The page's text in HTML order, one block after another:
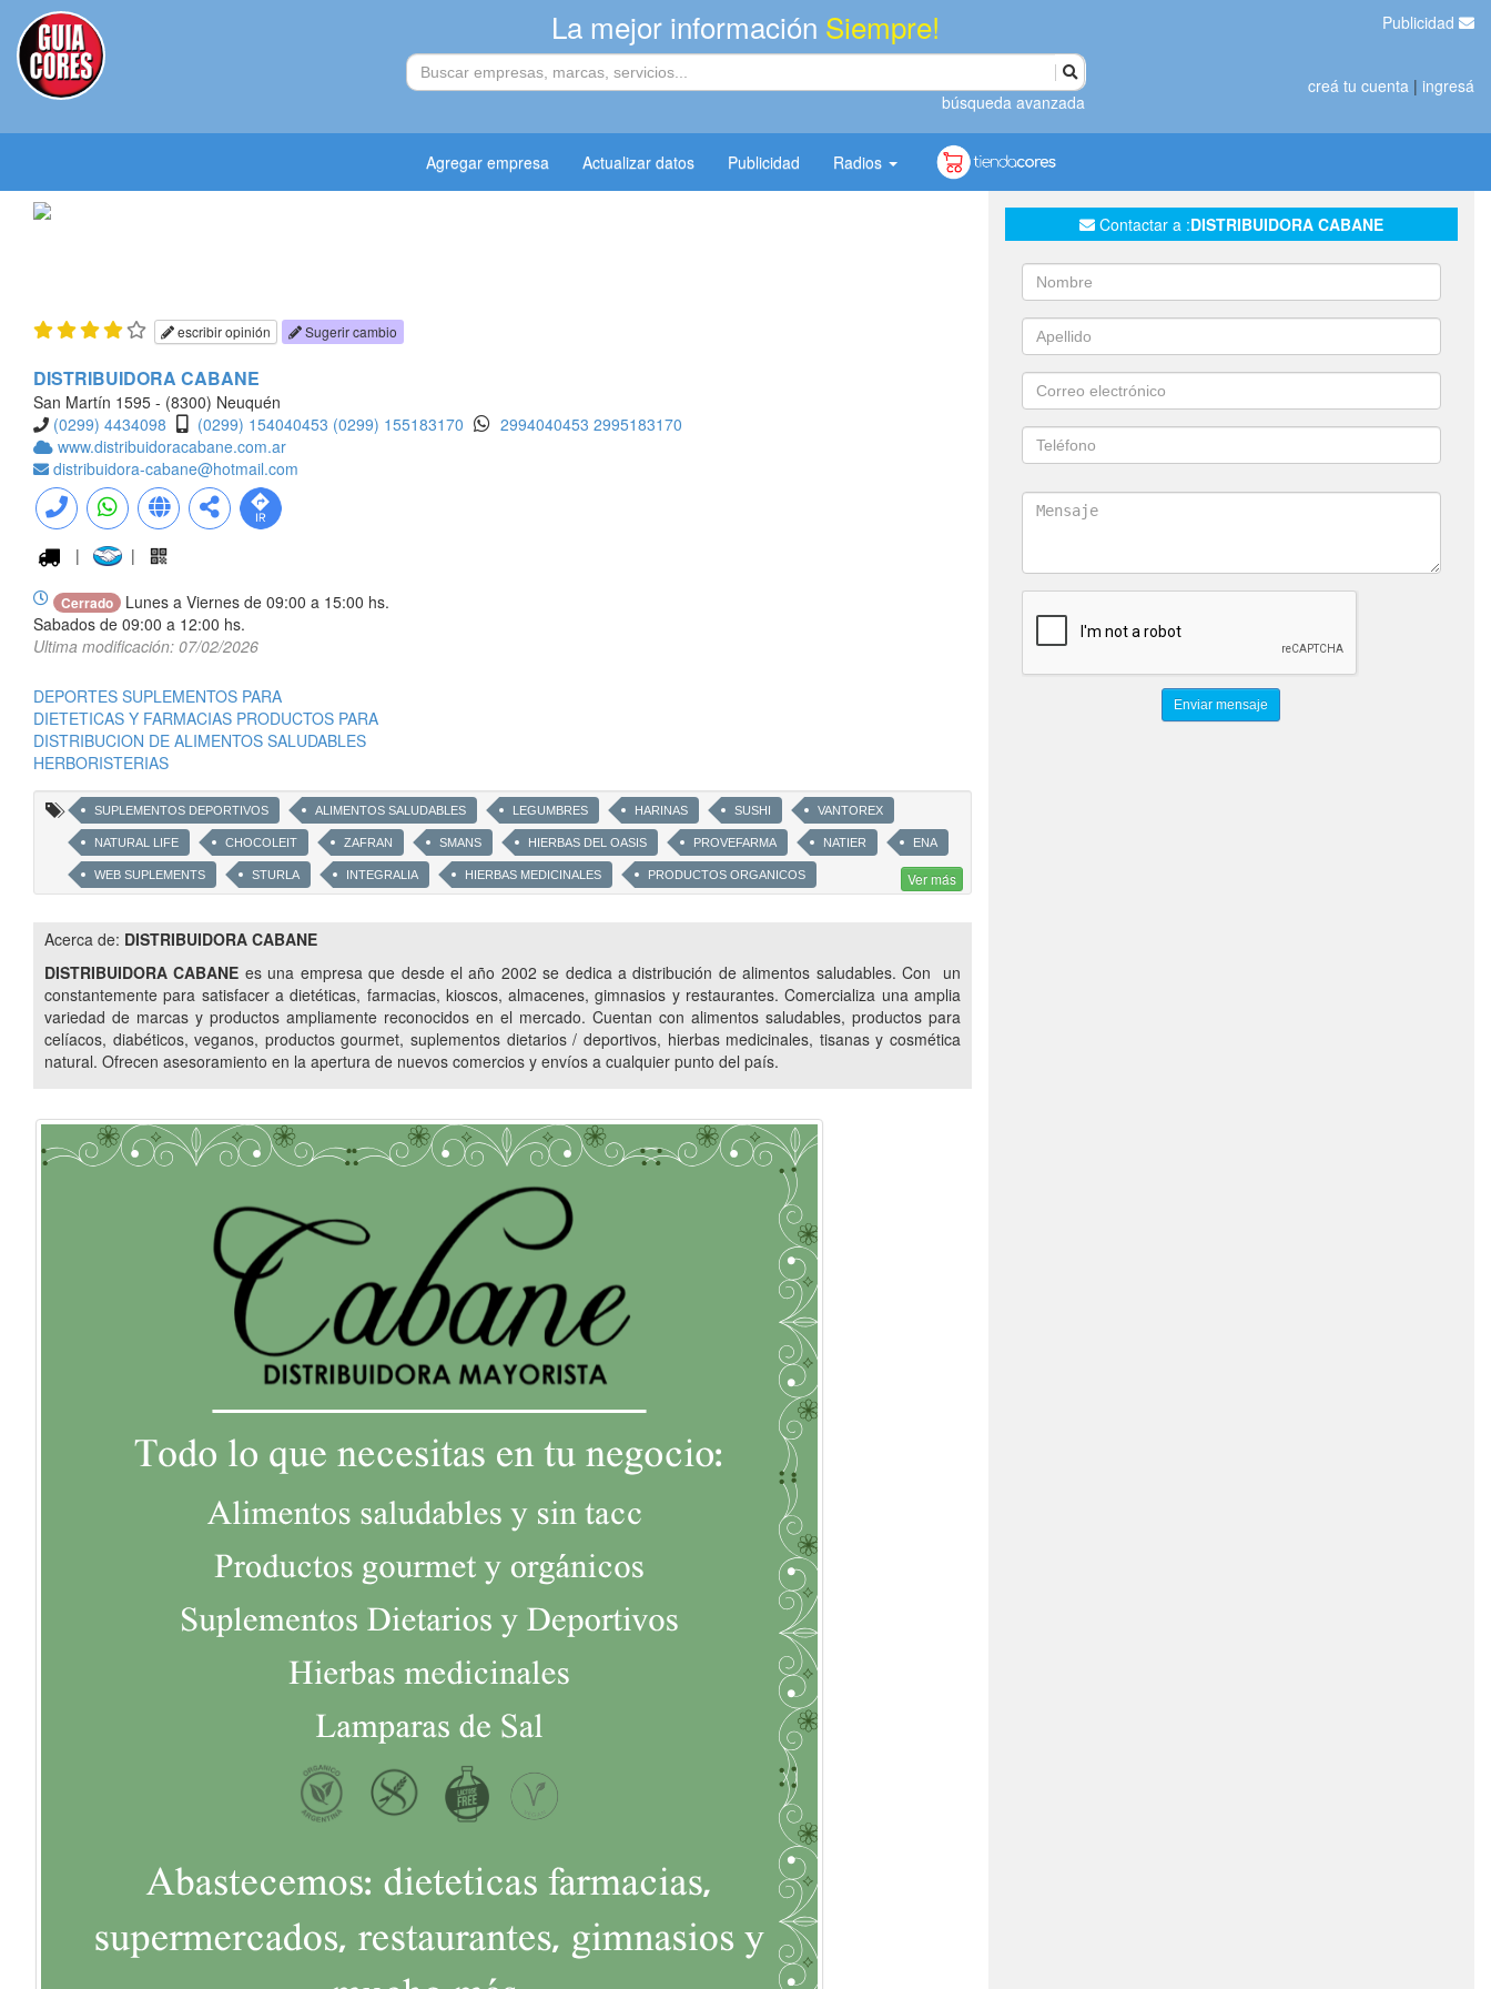
La mejor información Siempre!
búsqueda avanzada
Publicidad
creá tu cuenta | ingresá
Agregar empresa Actualizar datos Publicidad Radios
escribir opinión Sugerir cambio
DISTRIBUIDORA CABANE
San Martín 1595 - (8300) Neuquén
(0299) 4434098
(0299) 154040453 (0299) 155183170 2994040453 2995183170
www.distribuidoracabane.com.ar
distribuidora-cabane@hotmail.com
| |
Cerrado
Lunes a Viernes de 09:00 a 15:00 hs.
Sabados de 09:00 a 12:00 hs.
Ultima modificación: 07/02/2026
DEPORTES SUPLEMENTOS PARA
DIETETICAS Y FARMACIAS PRODUCTOS PARA
DISTRIBUCION DE ALIMENTOS SALUDABLES
HERBORISTERIAS
SUPLEMENTOS DEPORTIVOS ALIMENTOS SALUDABLES LEGUMBRES HARINAS SUSHI VANTOREX
NATURAL LIFE CHOCOLEIT ZAFRAN SMANS HIERBAS DEL OASIS PROVEFARMA NATIER ENA
WEB SUPLEMENTS STURLA INTEGRALIA HIERBAS MEDICINALES PRODUCTOS ORGANICOS
SUPLEMENTOS PARA DEPORTISTAS
PRODUCTOS PARA DIABETICOS PRODUCTOS PARA CELIACOS HIERBAS E INFUSIONES INCAICO SALUTARIS
102 PLUS SATIAL FOOD GARDEN HOUSE GEONAT VITAMIN WAY CACHAFAZ ALIMENTOS NATURALES
PRODUCTOS NATURALES FRUTAS Y VERDURAS CONGELADAS LUZ DEL HIMALAYA SAHUMERIOS
JUGOS NATURALES
Ver más
Acerca de: DISTRIBUIDORA CABANE
DISTRIBUIDORA CABANE es una empresa que desde el año 2002 se dedica a distribución de alimentos saludables. Con un
constantemente para satisfacer a dietéticas, farmacias, kioscos, almacenes, gimnasios y restaurantes. Comercializa una amplia
variedad de marcas y productos ampliamente reconocidos en el mercado. Cuentan con alimentos saludables, productos para
celíacos, diabéticos, veganos, productos gourmet, suplementos dietarios / deportivos, hierbas medicinales, tisanas y cosmética
natural. Ofrecen asesoramiento en la apertura de nuevos comercios y envíos a cualquier punto del país.
Contactar a :DISTRIBUIDORA CABANE